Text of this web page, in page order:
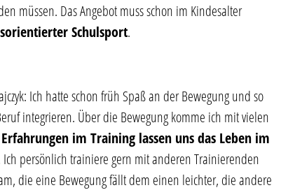
müssen. Das Angebot muss schon im Kindesalter
Schulsport.
Ich hatte schon früh Spaß an der Bewegung und so
integrieren. Über die Bewegung komme ich mit vielen
im Training lassen uns das Leben im
Ich persönlich trainiere gern mit anderen Trainierenden
die eine Bewegung fällt dem einen leichter, die andere